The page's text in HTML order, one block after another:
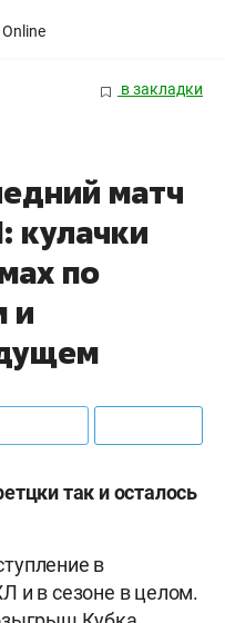
в закладки
матч
кулачки
по
и
так и осталось
в
и в сезоне в целом.